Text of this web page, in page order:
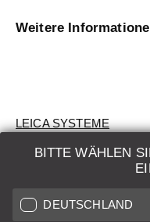
BITTE WÄHLEN
DEUTSCHLAND
Weitere
LEICA SYSTEME
BEWERTUNG